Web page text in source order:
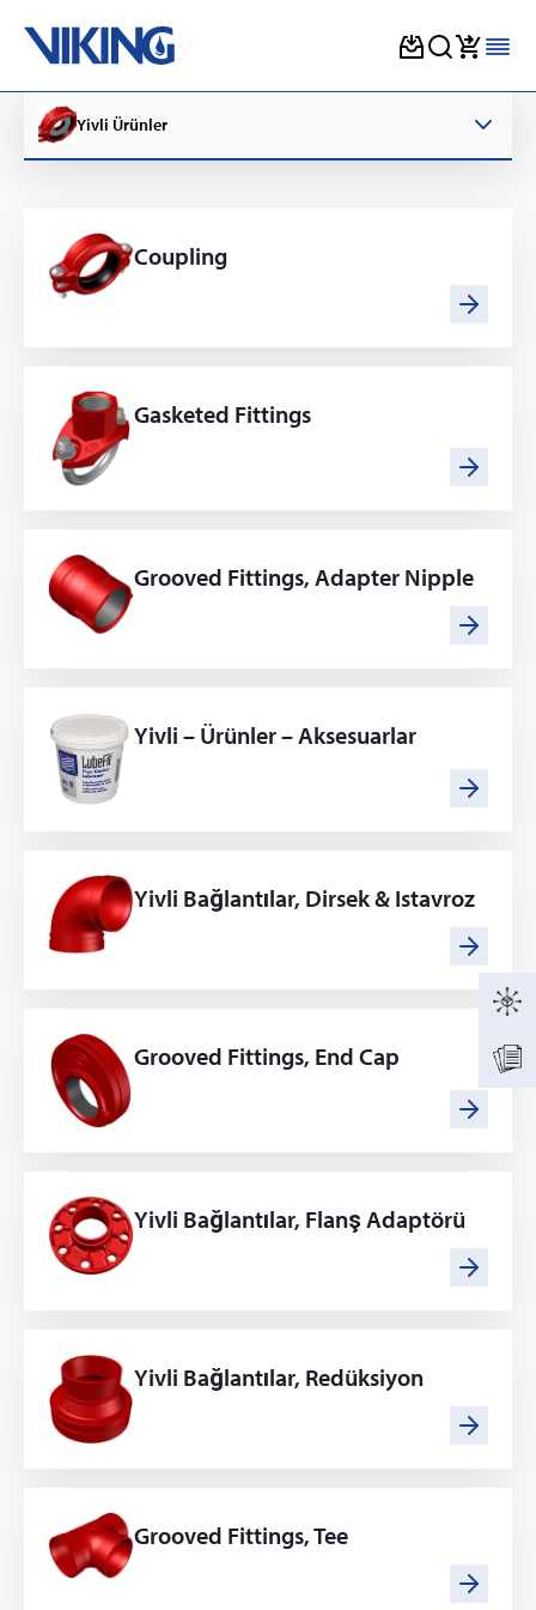
content
Yivli Ürünler
Coupling
Gasketed Fittings
Grooved Fittings, Adapter Nipple
Yivli – Ürünler – Aksesuarlar
Yivli Bağlantılar, Dirsek & Istavroz
Grooved Fittings, End Cap
Yivli Bağlantılar, Flanş Adaptörü
Yivli Bağlantılar, Redüksiyon
Grooved Fittings, Tee